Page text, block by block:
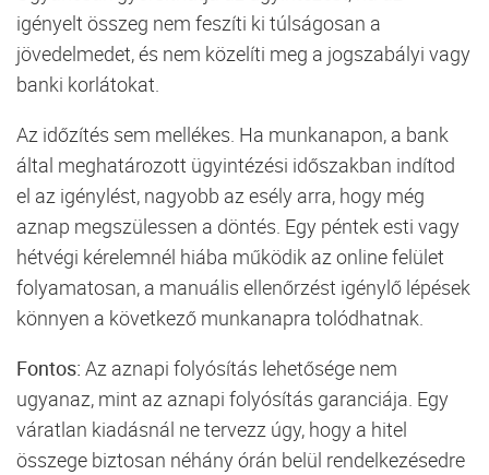
igényelt összeg nem feszíti ki túlságosan a
jövedelmedet, és nem közelíti meg a jogszabályi vagy
banki korlátokat.
Az időzítés sem mellékes. Ha munkanapon, a bank
által meghatározott ügyintézési időszakban indítod
el az igénylést, nagyobb az esély arra, hogy még
aznap megszülessen a döntés. Egy péntek esti vagy
hétvégi kérelemnél hiába működik az online felület
folyamatosan, a manuális ellenőrzést igénylő lépések
könnyen a következő munkanapra tolódhatnak.
Fontos: Az aznapi folyósítás lehetősége nem
ugyanaz, mint az aznapi folyósítás garanciája. Egy
váratlan kiadásnál ne tervezz úgy, hogy a hitel
összege biztosan néhány órán belül rendelkezésedre